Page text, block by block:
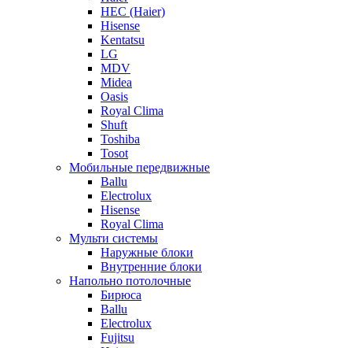
HEC (Haier)
Hisense
Kentatsu
LG
MDV
Midea
Oasis
Royal Clima
Shuft
Toshiba
Tosot
Мобильные передвижные
Ballu
Electrolux
Hisense
Royal Clima
Мульти системы
Наружные блоки
Внутренние блоки
Напольно потолочные
Бирюса
Ballu
Electrolux
Fujitsu